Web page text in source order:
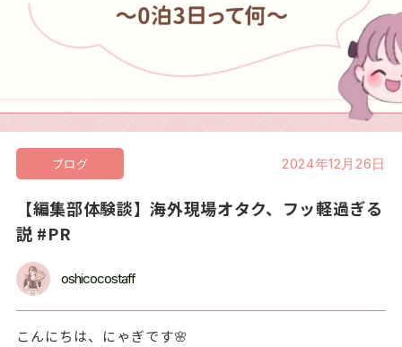
ブログ 2024年12月26日
【編集部体験談】海外現場オタク、フッ軽過ぎる
説 #PR
oshicocostaff
こんにちは、にゃぎです🌸